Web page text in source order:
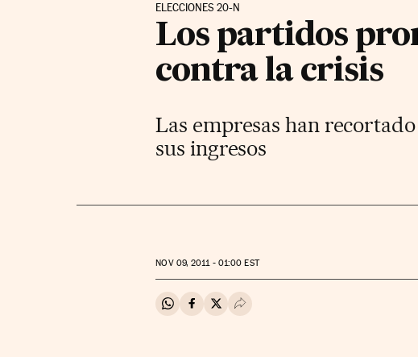
ELECCIONES 20-N
Los partidos
contra la crisis
Las empresas han
sus ingresos
NOV09, 2011 - 01:00 EST
Compartir en Whatsapp
Compartir en Facebook
Compartir en Twitter
Desplegar Redes Sociales